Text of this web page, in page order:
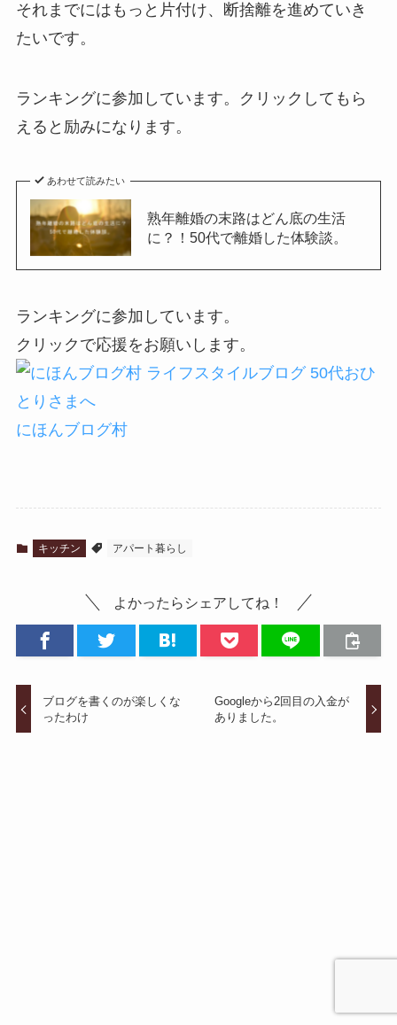
それまでにはもっと片付け、断捨離を進めていき
たいです。
ランキングに参加しています。クリックしてもら
えると励みになります。
あわせて読みたい
熟年離婚の末路はどん底の生活
に？！50代で離婚した体験談。
ランキングに参加しています。
クリックで応援をお願いします。
にほんブログ村
キッチン アパート暮らし
よかったらシェアしてね！
ブログを書くのが楽しくな
ったわけ
Googleから2回目の入金が
ありました。